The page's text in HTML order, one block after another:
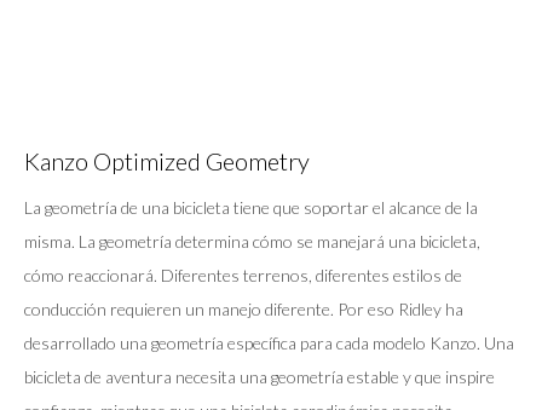
Kanzo Optimized Geometry
La geometría de una bicicleta tiene que soportar el alcance de la
misma. La geometría determina cómo se manejará una bicicleta,
cómo reaccionará. Diferentes terrenos, diferentes estilos de
conducción requieren un manejo diferente. Por eso Ridley ha
desarrollado una geometría específica para cada modelo Kanzo. Una
bicicleta de aventura necesita una geometría estable y que inspire